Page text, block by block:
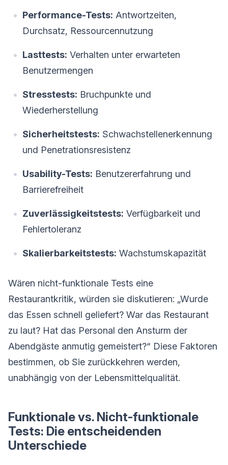
Performance-Tests: Antwortzeiten,
Durchsatz, Ressourcennutzung
Lasttests: Verhalten unter erwarteten
Benutzermengen
Stresstests: Bruchpunkte und
Wiederherstellung
Sicherheitstests: Schwachstellenerkennung
und Penetrationsresistenz
Usability-Tests: Benutzererfahrung und
Barrierefreiheit
Zuverlässigkeitstests: Verfügbarkeit und
Fehlertoleranz
Skalierbarkeitstests: Wachstumskapazität
Wären nicht-funktionale Tests eine
Restaurantkritik, würden sie diskutieren: „Wurde
das Essen schnell geliefert? War das Restaurant
zu laut? Hat das Personal den Ansturm der
Abendgäste anmutig gemeistert?“ Diese Faktoren
bestimmen, ob Sie zurückkehren werden,
unabhängig von der Lebensmittelqualität.
Funktionale vs. Nicht-funktionale
Tests: Die entscheidenden
Unterschiede